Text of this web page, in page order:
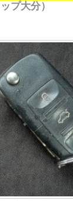
プ大分）